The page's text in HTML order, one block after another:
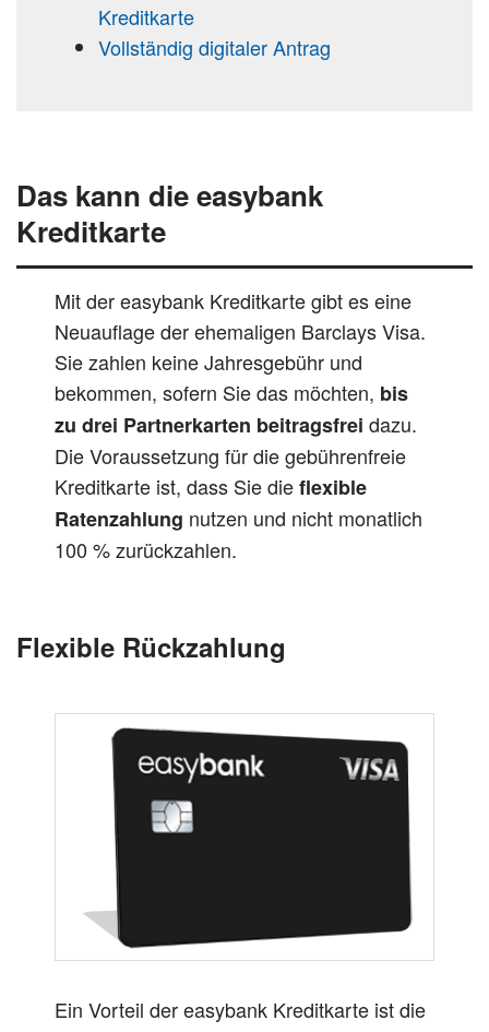
Kreditkarte
Vollständig digitaler Antrag
Das kann die easybank
Kreditkarte
Mit der easybank Kreditkarte gibt es eine
Neuauflage der ehemaligen Barclays Visa.
Sie zahlen keine Jahresgebühr und
bekommen, sofern Sie das möchten, bis
zu drei Partnerkarten beitragsfrei dazu.
Die Voraussetzung für die gebührenfreie
Kreditkarte ist, dass Sie dieflexible
Ratenzahlung nutzen und nicht monatlich
100 % zurückzahlen.
Flexible Rückzahlung
Ein Vorteil der easybank Kreditkarte ist die